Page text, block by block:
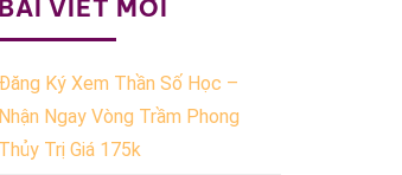
BÀI VIẾT MỚI
Đăng Ký Xem Thần Số Học –
Nhận Ngay Vòng Trầm Phong
Thủy Trị Giá 175k